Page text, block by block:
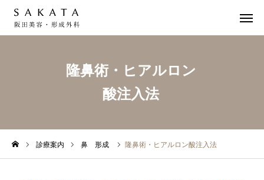
隆鼻術・ヒアルロン
酸注入法
診療案内 鼻 形成 隆鼻術・ヒアルロン酸注入法
WEB予約
